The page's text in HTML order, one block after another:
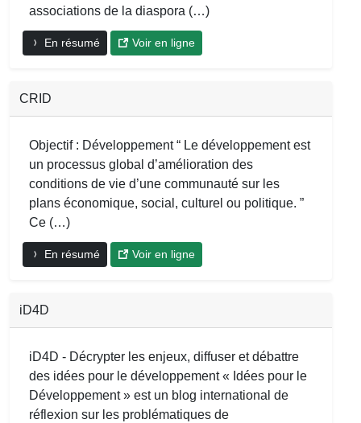
associations de la diaspora (…)
En résumé Voir en ligne
CRID
Objectif : Développement “ Le développement est
un processus global d’amélioration des
conditions de vie d’une communauté sur les
plans économique, social, culturel ou politique. ”
Ce (…)
En résumé Voir en ligne
iD4D
iD4D - Décrypter les enjeux, diffuser et débattre
des idées pour le développement « Idées pour le
Développement » est un blog international de
réflexion sur les problématiques de